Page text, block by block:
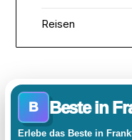
Reisen
B Beste in
Erlebe das Beste in